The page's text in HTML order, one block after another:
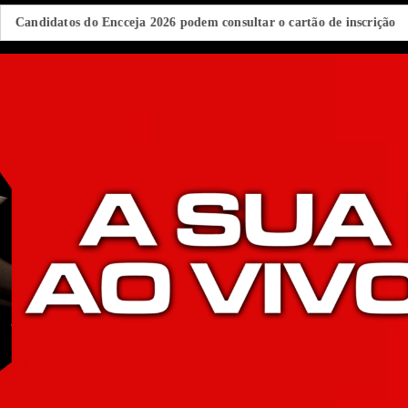
do Encceja 2026 podem consultar o cartão de inscrição Estado